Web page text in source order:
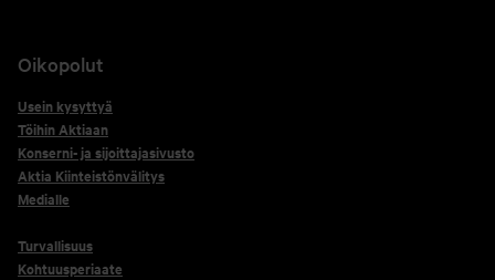
Oikopolut
Usein kysyttyä
Töihin Aktiaan
Konserni- ja sijoittajasivusto
Aktia Kiinteistönvälitys
Medialle
Turvallisuus
Kohtuusperiaate